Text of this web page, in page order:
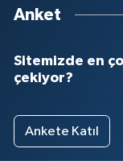
Anket
Sitemizde en
çekiyor?
Ankete Katıl